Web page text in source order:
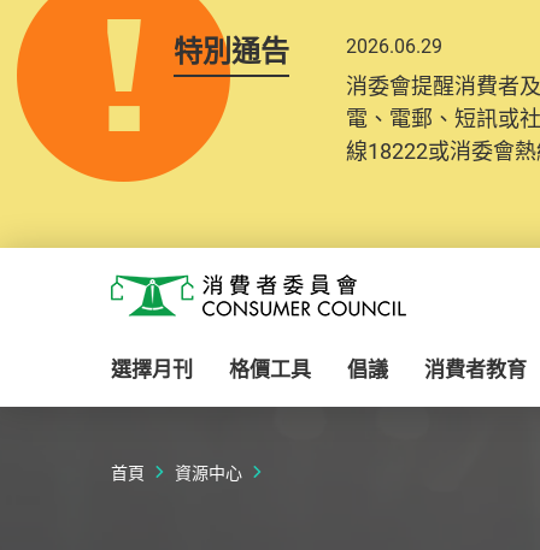
特別通告 2026.06.29
消委會提醒消費者
電、電郵、短訊或
線18222或消委會
2025.10.31
為提升使用者體驗
消費者需要提供基
紀錄將清晰整合於
消費者委員會
選擇月刊 格價工具 倡議 消費者教育
首頁 資源中心